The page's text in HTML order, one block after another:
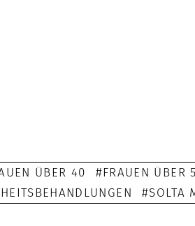
ÜBER 40 FRAUEN ÜBER
SOLTA